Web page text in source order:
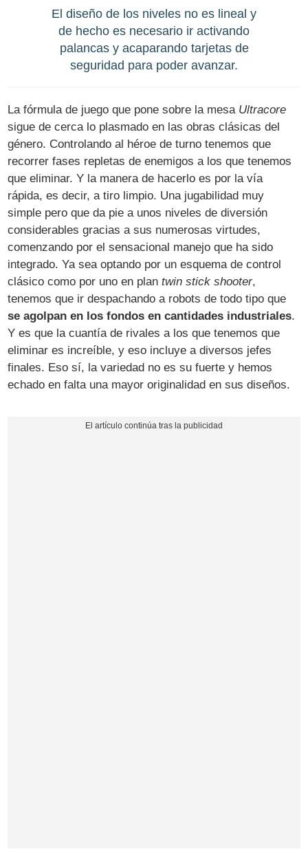
El diseño de los niveles no es lineal y
de hecho es necesario ir activando
palancas y acaparando tarjetas de
seguridad para poder avanzar.
La fórmula de juego que pone sobre la mesa Ultracore
sigue de cerca lo plasmado en las obras clásicas del
género. Controlando al héroe de turno tenemos que
recorrer fases repletas de enemigos a los que tenemos
que eliminar. Y la manera de hacerlo es por la vía
rápida, es decir, a tiro limpio. Una jugabilidad muy
simple pero que da pie a unos niveles de diversión
considerables gracias a sus numerosas virtudes,
comenzando por el sensacional manejo que ha sido
integrado. Ya sea optando por un esquema de control
clásico como por uno en plantwin stick shooter,
tenemos que ir despachando a robots de todo tipo que
se agolpan en los fondos en cantidades industriales.
Y es que la cuantía de rivales a los que tenemos que
eliminar es increíble, y eso incluye a diversos jefes
finales. Eso sí, la variedad no es su fuerte y hemos
echado en falta una mayor originalidad en sus diseños.